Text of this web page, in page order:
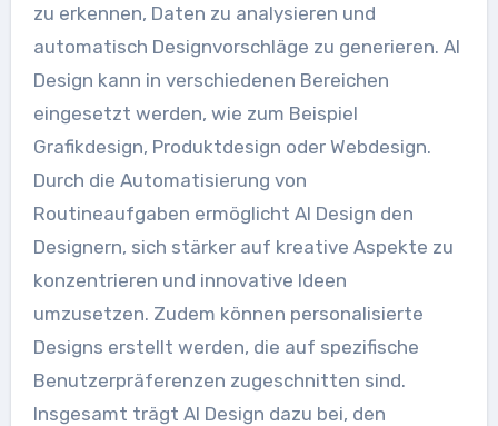
zu erkennen, Daten zu analysieren und
automatisch Designvorschläge zu generieren. AI
Design kann in verschiedenen Bereichen
eingesetzt werden, wie zum Beispiel
Grafikdesign, Produktdesign oder Webdesign.
Durch die Automatisierung von
Routineaufgaben ermöglicht AI Design den
Designern, sich stärker auf kreative Aspekte zu
konzentrieren und innovative Ideen
umzusetzen. Zudem können personalisierte
Designs erstellt werden, die auf spezifische
Benutzerpräferenzen zugeschnitten sind.
Insgesamt trägt AI Design dazu bei, den